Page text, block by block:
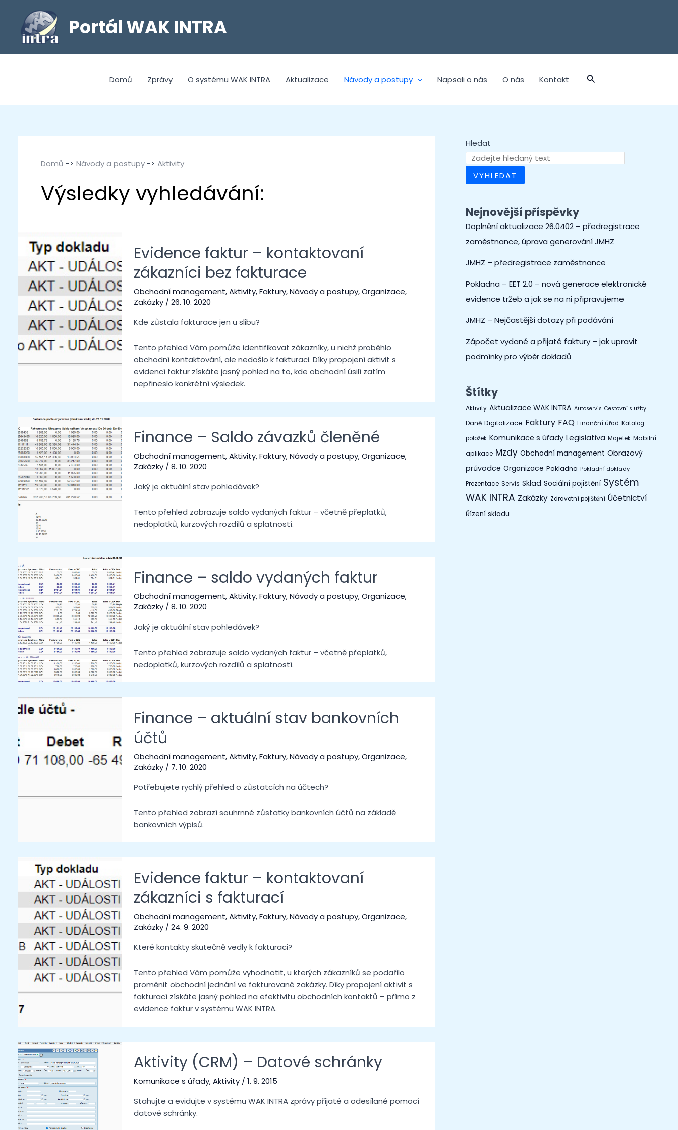
Portál WAK INTRA
Domů Zprávy O systému WAK INTRA Aktualizace Návody a postupy Napsali o nás O nás Kontakt
Domů Návody a postupy Aktivity
Aktivity
Evidence faktur – kontaktovaní
zákazníci bez fakturace
Obchodní management,Aktivity,Faktury,Návody a postupy,Organizace,
Zakázky/ 26. 10. 2020
Kde zůstala fakturace jen u slibu?
Tento přehled Vám pomůže identifikovat zákazníky, u nichž proběhlo
obchodní kontaktování, ale nedošlo k fakturaci. Díky propojení aktivit s
evidencí faktur získáte jasný pohled na to, kde obchodní úsilí zatím
nepřineslo konkrétní výsledek.
Finance – Saldo závazků členěné
Obchodní management,Aktivity,Faktury,Návody a postupy,Organizace,
Zakázky/ 8. 10. 2020
Jaký je aktuální stav pohledávek?
Tento přehled zobrazuje saldo vydaných faktur – včetně přeplatků,
nedoplatků, kurzových rozdílů a splatností.
Finance – saldo vydaných faktur
Obchodní management,Aktivity,Faktury,Návody a postupy,Organizace,
Zakázky/ 8. 10. 2020
Jaký je aktuální stav pohledávek?
Tento přehled zobrazuje saldo vydaných faktur – včetně přeplatků,
nedoplatků, kurzových rozdílů a splatností.
Finance – aktuální stav bankovních
účtů
Obchodní management,Aktivity,Faktury,Návody a postupy,Organizace,
Zakázky/ 7. 10. 2020
Potřebujete rychlý přehled o zůstatcích na účtech?
Tento přehled zobrazí souhrnné zůstatky bankovních účtů na základě
bankovních výpisů.
Evidence faktur – kontaktovaní
zákazníci s fakturací
Obchodní management,Aktivity,Faktury,Návody a postupy,Organizace,
Zakázky/ 24. 9. 2020
Které kontakty skutečně vedly k fakturaci?
Tento přehled Vám pomůže vyhodnotit, u kterých zákazníků se podařilo
proměnit obchodní jednání ve fakturované zakázky. Díky propojení aktivit s
fakturací získáte jasný pohled na efektivitu obchodních kontaktů – přímo z
evidence faktur v systému WAK INTRA.
Aktivity (CRM) – Datové schránky
Komunikace s úřady,Aktivity/ 1. 9. 2015
Stahujte a evidujte v systému WAK INTRA zprávy přijaté a odesílané pomocí
datové schránky.
Hledat
VYHLEDAT
Nejnovější příspěvky
Doplnění aktualizace 26.0402 – předregistrace
zaměstnance, úprava generování JMHZ
JMHZ – předregistrace zaměstnance
Pokladna – EET 2.0 – nová generace elektronické
evidence tržeb a jak se na ni připravujeme
JMHZ – Nejčastější dotazy při podávání
Zápočet vydané a přijaté faktury – jak upravit
podmínky pro výběr dokladů
Štítky
Aktivity Aktualizace WAK INTRA Autoservis Cestovní služby
Daně Digitalizace Faktury FAQ Finanční úřad Katalog
položek Komunikace s úřady Legislativa Majetek Mobilní
aplikace Mzdy Obchodní management Obrazový
průvodce Organizace Pokladna Pokladní doklady
Prezentace Servis Sklad Sociální pojištění Systém
WAK INTRA Zakázky Zdravotní pojištění Účetnictví
Řízení skladu